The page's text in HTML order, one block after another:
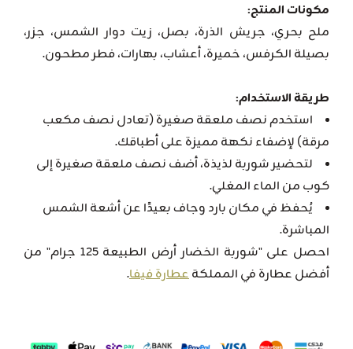
مكونات المنتج:
ملح بحري، جريش الذرة، بصل، زيت دوار الشمس، جزر،
بصيلة الكرفس، خميرة، أعشاب، بهارات، فطر مطحون.
طريقة الاستخدام:
استخدم نصف ملعقة صغيرة (تعادل نصف مكعب
مرقة) لإضفاء نكهة مميزة على أطباقك.
لتحضير شوربة لذيذة، أضف نصف ملعقة صغيرة إلى
كوب من الماء المغلي.
يُحفظ في مكان بارد وجاف بعيدًا عن أشعة الشمس
المباشرة.
احصل على "شوربة الخضار أرض الطبيعة 125 جرام" من
أفضل عطارة في المملكةعطارة فيفا.